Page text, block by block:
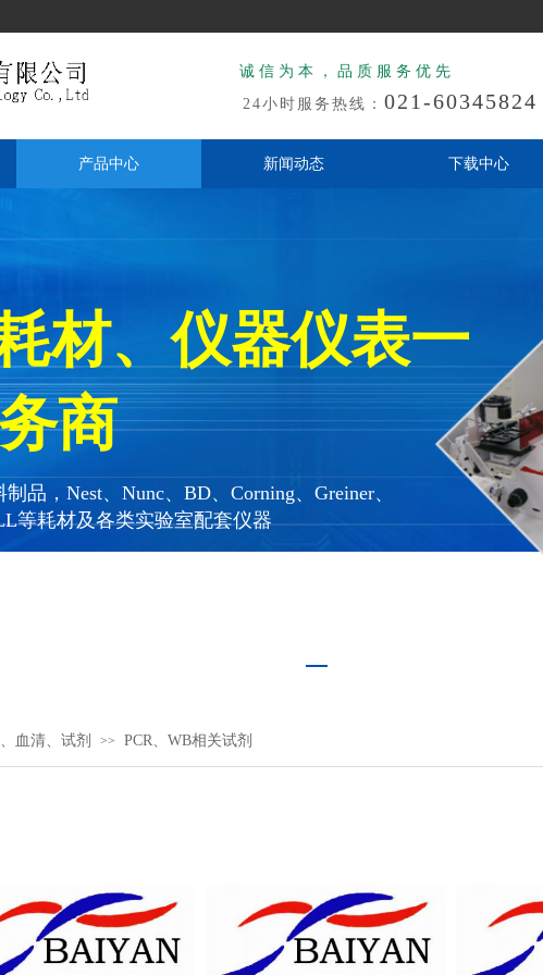
诚信为本，品质服务优先
24小时服务热线： 021-60345824
产品中心 新闻动态 下载中心
材、仪器仪表一
商
品，Nest、Nunc、BD、Corning、Greiner、
等耗材及各类实验室配套仪器
血清、试剂 >> PCR、WB相关试剂